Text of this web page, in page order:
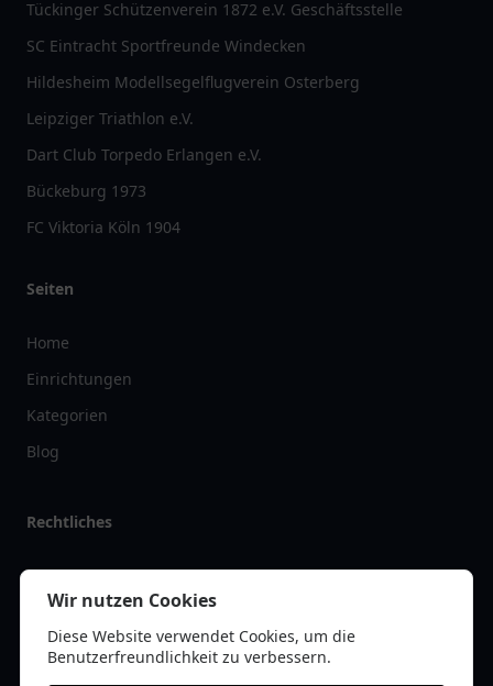
Tückinger Schützenverein 1872 e.V. Geschäftsstelle
SC Eintracht Sportfreunde Windecken
Hildesheim Modellsegelflugverein Osterberg
Leipziger Triathlon e.V.
Dart Club Torpedo Erlangen e.V.
Bückeburg 1973
FC Viktoria Köln 1904
Seiten
Home
Einrichtungen
Kategorien
Blog
Rechtliches
Impressum
Datenschutz
Kontakt
Wir nutzen Cookies
Diese Website verwendet Cookies, um die
Benutzerfreundlichkeit zu verbessern.